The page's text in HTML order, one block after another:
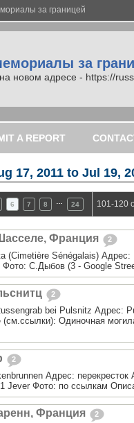
за границей
за
адресе - https://
A REPORT
17, 2011 to Jul 19,
6 7 8 24 101-120
Франция 2
(Cimetière Sénégalais)
Фото: С.Дыбов (3 - Google
2
bei Pulsnitz Адрес:
(см.ссылки): Одиночная
2
Адрес:
Jever Фото: по ссылкам
Франция 2